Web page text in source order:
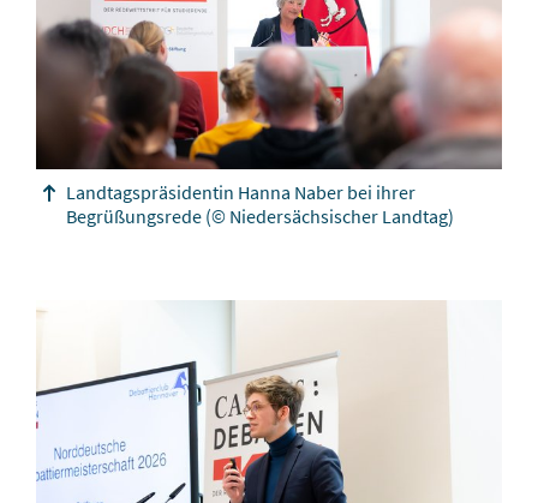
Landtagspräsidentin Hanna Naber bei ihrer
Begrüßungsrede (© Niedersächsischer Landtag)